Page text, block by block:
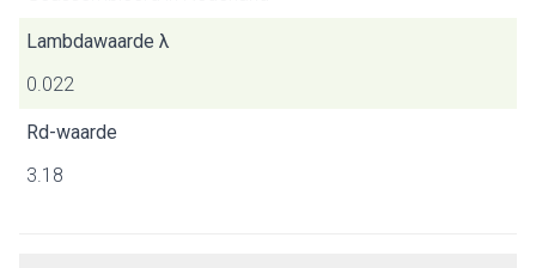
Lambdawaarde λ
0.022
Rd-waarde
3.18